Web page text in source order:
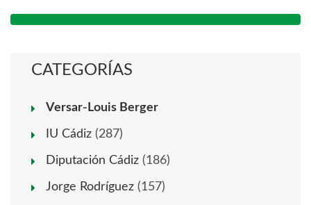
CATEGORÍAS
Versar-Louis Berger
IU Cádiz (287)
Diputación Cádiz (186)
Jorge Rodríguez (157)